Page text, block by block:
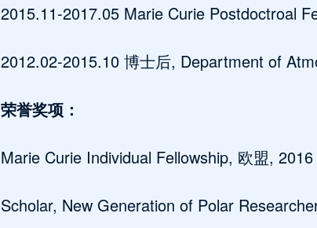
2015.11-2017.05 Marie Curie Postdoctroal
2012.02-2015.10 博士后, Department of
荣誉奖项：
Marie Curie Individual Fellowship, 欧盟, 2016
Scholar, New Generation of Polar